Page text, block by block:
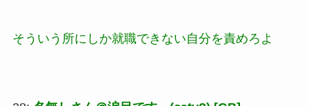
そういう所にしか就職できない自分を責めろよ